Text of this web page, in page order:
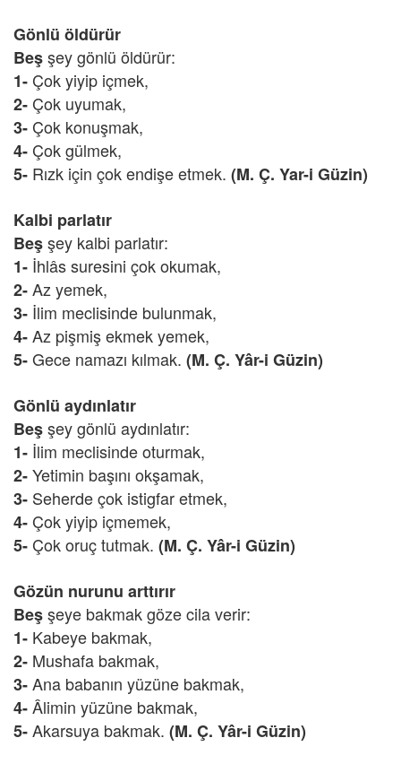
Gönlü öldürür
Beşşey gönlü öldürür:
1- Çok yiyip içmek,
2- Çok uyumak,
3- Çok konuşmak,
4- Çok gülmek,
5- Rızk için çok endişe etmek. (M. Ç. Yar-i Güzin)
Kalbi parlatır
Beşşey kalbi parlatır:
1- İhlâs suresini çok okumak,
2-Az yemek,
3- İlim meclisinde bulunmak,
4-Az pişmiş ekmek yemek,
5-Gece namazı kılmak. (M. Ç. Yâr-i Güzin)
Gönlü aydınlatır
Beşşey gönlü aydınlatır:
1- İlim meclisinde oturmak,
2-Yetimin başını okşamak,
3- Seherde çok istigfar etmek,
4- Çok yiyip içmemek,
5- Çok oruç tutmak. (M. Ç. Yâr-i Güzin)
Gözün nurunu arttırır
Beşşeye bakmak göze cila verir:
1- Kabeye bakmak,
2- Mushafa bakmak,
3-Ana babanın yüzüne bakmak,
4-Âlimin yüzüne bakmak,
5-Akarsuya bakmak. (M. Ç. Yâr-i Güzin)